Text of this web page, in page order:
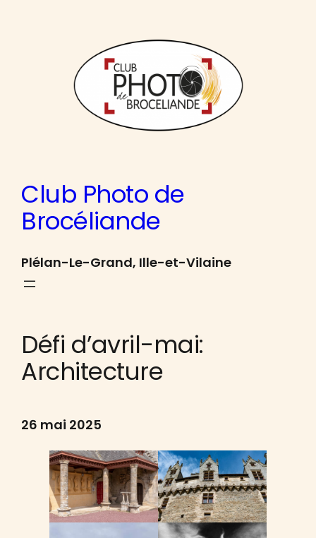
Club Photo de
Brocéliande
Plélan-Le-Grand, Ille-et-Vilaine
Défi d’avril-mai:
Architecture
26 mai 2025